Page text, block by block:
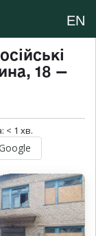
EN
18 —
< 1 хв.